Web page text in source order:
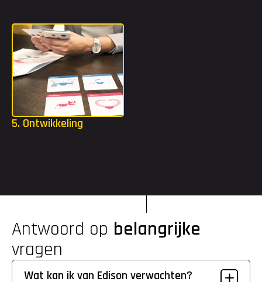
5. Ontwikkeling
Antwoord op belangrijke
vragen
Wat kan ik van Edison verwachten?